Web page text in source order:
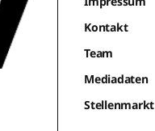
Kontakt
Team
Mediadaten
Stellenmarkt